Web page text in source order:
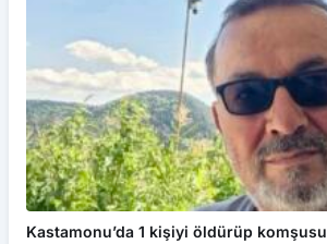
Kastamonu’da 1 kişiyi öldürüp